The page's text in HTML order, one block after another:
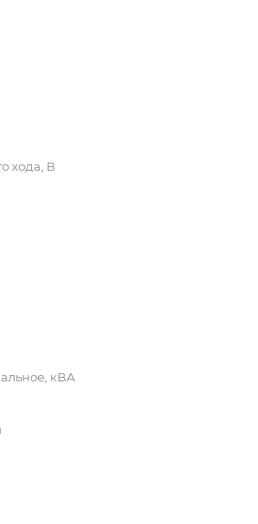
хода, В
кВА